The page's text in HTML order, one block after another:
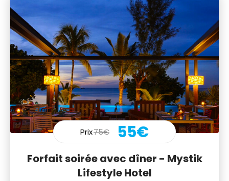
Prix75€ 55€
Forfait soirée avec dîner - Mystik
Lifestyle Hotel